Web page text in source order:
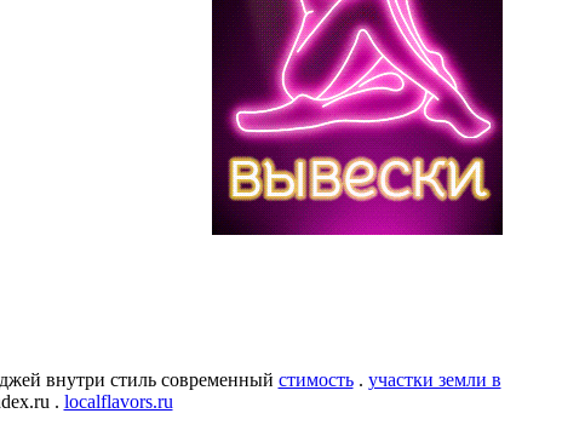
внутри стиль современный стимость. участки земли в
. localflavors.ru